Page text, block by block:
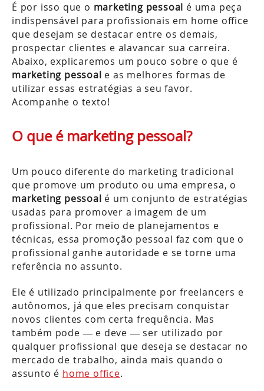
É por isso que o marketing pessoal é uma peça
indispensável para profissionais em home office
que desejam se destacar entre os demais,
prospectar clientes e alavancar sua carreira.
Abaixo, explicaremos um pouco sobre o que é
marketing pessoal e as melhores formas de
utilizar essas estratégias a seu favor.
Acompanhe o texto!
O que é marketing pessoal?
Um pouco diferente do marketing tradicional
que promove um produto ou uma empresa, o
marketing pessoal é um conjunto de estratégias
usadas para promover a imagem de um
profissional. Por meio de planejamentos e
técnicas, essa promoção pessoal faz com que o
profissional ganhe autoridade e se torne uma
referência no assunto.
Ele é utilizado principalmente por freelancers e
autônomos, já que eles precisam conquistar
novos clientes com certa frequência. Mas
também pode — e deve — ser utilizado por
qualquer profissional que deseja se destacar no
mercado de trabalho, ainda mais quando o
assunto é home office.